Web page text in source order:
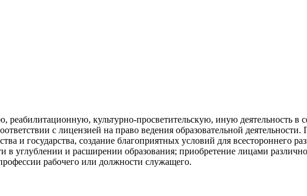
культурно-просветительскую, иную деятельность в
с лицензией на право ведения образовательной деятельности.
и государства, создание благоприятных условий для всестороннего
в углублении и расширении образования; приобретение лицами
рабочего или должности служащего.